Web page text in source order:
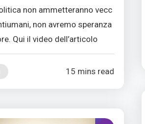
non ammetteranno vecc
non avremo speranza
Qui il video dell’articolo
15 mins read